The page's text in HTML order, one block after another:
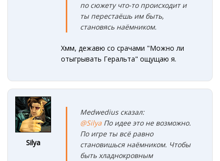
по сюжету что-то происходит и
ты перестаёшь им быть,
становясь наёмником.
Хмм, дежавю со срачами "Можно ли
отыгрывать Геральта" ощущаю я.
Silya
Medwedius сказал:
@Silya По идее это не возможно.
По игре ты всё равно
становишься наёмником. Чтобы
быть хладнокровным